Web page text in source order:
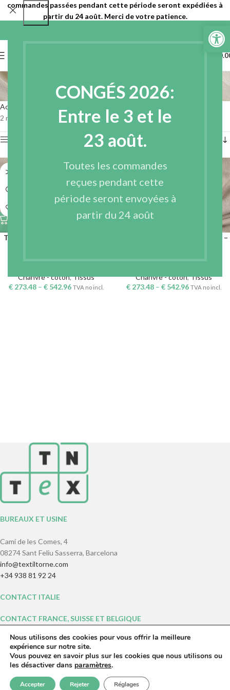
CONGÉS 2026:
Entre le 3 et le
23 août.
Toutes les commandes
reçues pendant cette
période seront envoyées à
partir du 24 août
Ouvrir
Chanvre - coton
Catégories
Accueil
2 résultats affichés
TAPIS 2/2 CHANVRE-COTON –
Chanvre - coton,Tissus
€ 273.48 – € 542.96 TVA no incl.
SERGÉ 3/1 CHANVRE-COTON –
Chanvre - coton,Tissus
€ 273.48 – € 542.96 TVA no incl.
BUREAUX ET USINE
Camí de les Comes, 4
08274 Sant Feliu Sasserra, Barcelona
info@textiltorne.com
+34 938 81 92 24
CONTACT ITALIE
CONTACT FRANCE, SUISSE ET BELGIQUE
Jean Philippe Bensussan
Rue Damrémont, 32 Code 59 B 37
75018 Paris (France)
+33 (0) 6 74 35 33 40
commandes passées pendant cette période seront expédiées à
partir du 24 août. Merci de votre patience.
Nous utilisons des cookies pour vous offrir la meilleure
expérience sur notre site.
Vous pouvez en savoir plus sur les cookies que nous utilisons ou
les désactiver dans paramètres.
Accepter Rejeter Réglages
0